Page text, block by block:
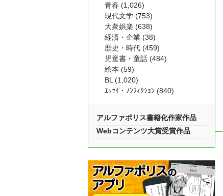
青春 (1,026)
現代文学 (753)
大衆娯楽 (638)
経済・企業 (38)
歴史・時代 (459)
児童書・童話 (484)
絵本 (59)
BL (1,020)
ｴｯｾｲ・ﾉﾝﾌｨｸｼｮﾝ (840)
アルファポリス書籍化作家作品
Webコンテンツ大賞受賞作品